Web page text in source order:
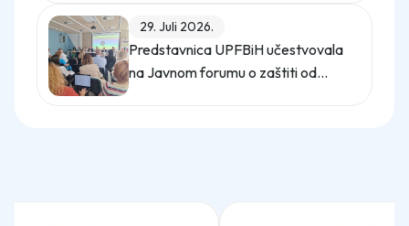
29. Juli 2026.
Predstavnica UPFBiH učestvovala
na Javnom forumu o zaštiti od